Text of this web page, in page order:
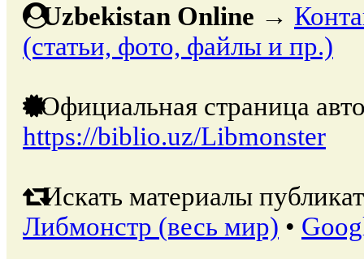
Uzbekistan Online →
(статьи, фото, файлы и пр.)
Официальная страница
https://biblio.uz/Libmonster
Искать материалы
Либмонстр (весь мир) •